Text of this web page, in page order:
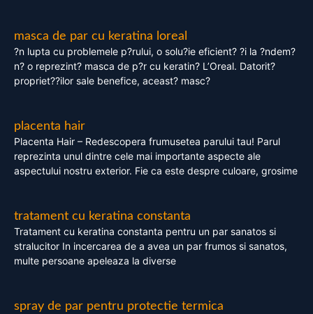
masca de par cu keratina loreal
?n lupta cu problemele p?rului, o solu?ie eficient? ?i la ?ndem?
n? o reprezint? masca de p?r cu keratin? L’Oreal. Datorit?
propriet??ilor sale benefice, aceast? masc?
placenta hair
Placenta Hair – Redescopera frumusetea parului tau! Parul
reprezinta unul dintre cele mai importante aspecte ale
aspectului nostru exterior. Fie ca este despre culoare, grosime
tratament cu keratina constanta
Tratament cu keratina constanta pentru un par sanatos si
stralucitor In incercarea de a avea un par frumos si sanatos,
multe persoane apeleaza la diverse
spray de par pentru protectie termica